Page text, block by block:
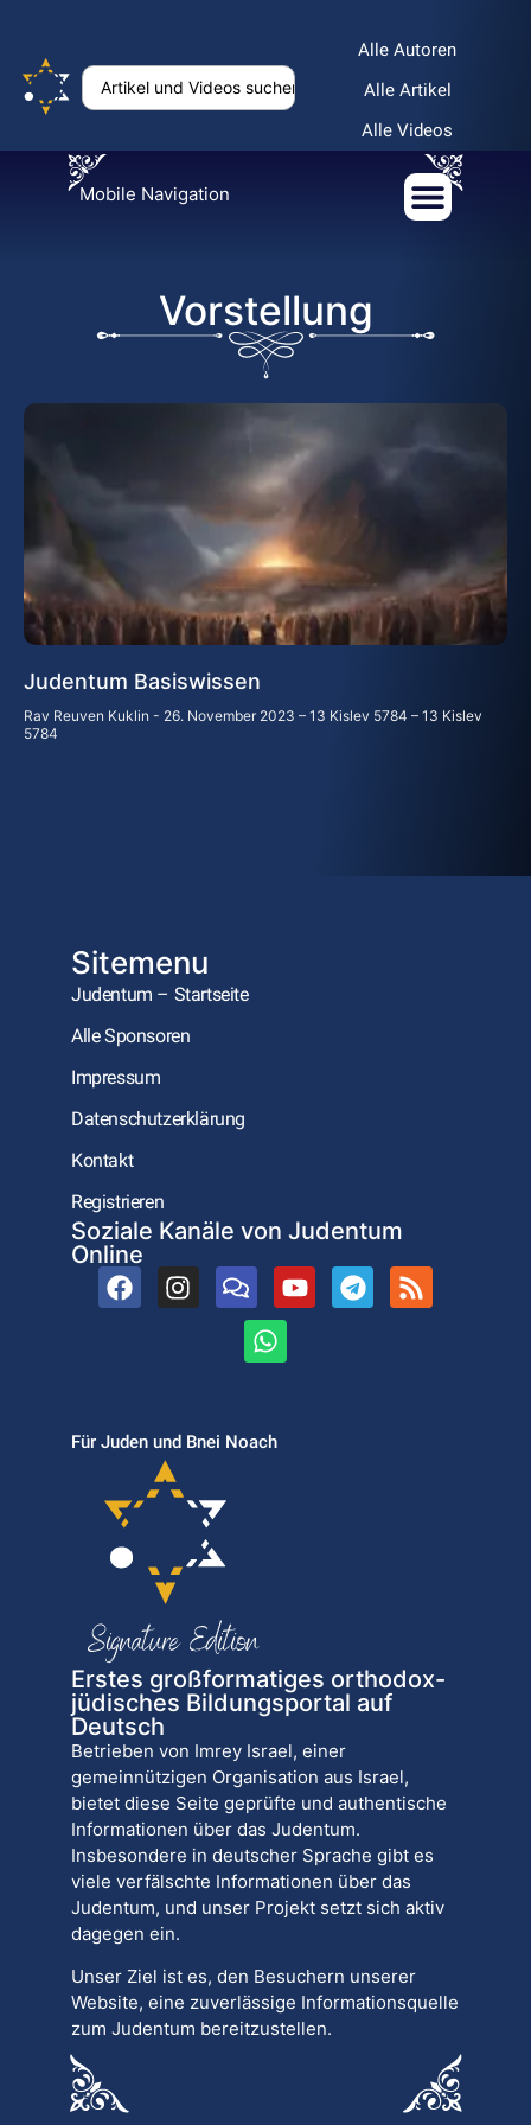
Alle Autoren
Alle Artikel
Alle Videos
Mobile Navigation
Vorstellung
Judentum Basiswissen
Rav Reuven Kuklin
26. November 2023 – 13 Kislev 5784 – 13 Kislev
5784
Sitemenu
Judentum – Startseite
Alle Sponsoren
Impressum
Datenschutzerklärung
Kontakt
Registrieren
Soziale Kanäle von Judentum
Online
Für Juden und Bnei Noach
Erstes großformatiges orthodox-
jüdisches Bildungsportal auf
Deutsch
Betrieben von Imrey Israel, einer
gemeinnützigen Organisation aus Israel,
bietet diese Seite geprüfte und authentische
Informationen über das Judentum.
Insbesondere in deutscher Sprache gibt es
viele verfälschte Informationen über das
Judentum, und unser Projekt setzt sich aktiv
dagegen ein.
Unser Ziel ist es, den Besuchern unserer
Website, eine zuverlässige Informationsquelle
zum Judentum bereitzustellen.